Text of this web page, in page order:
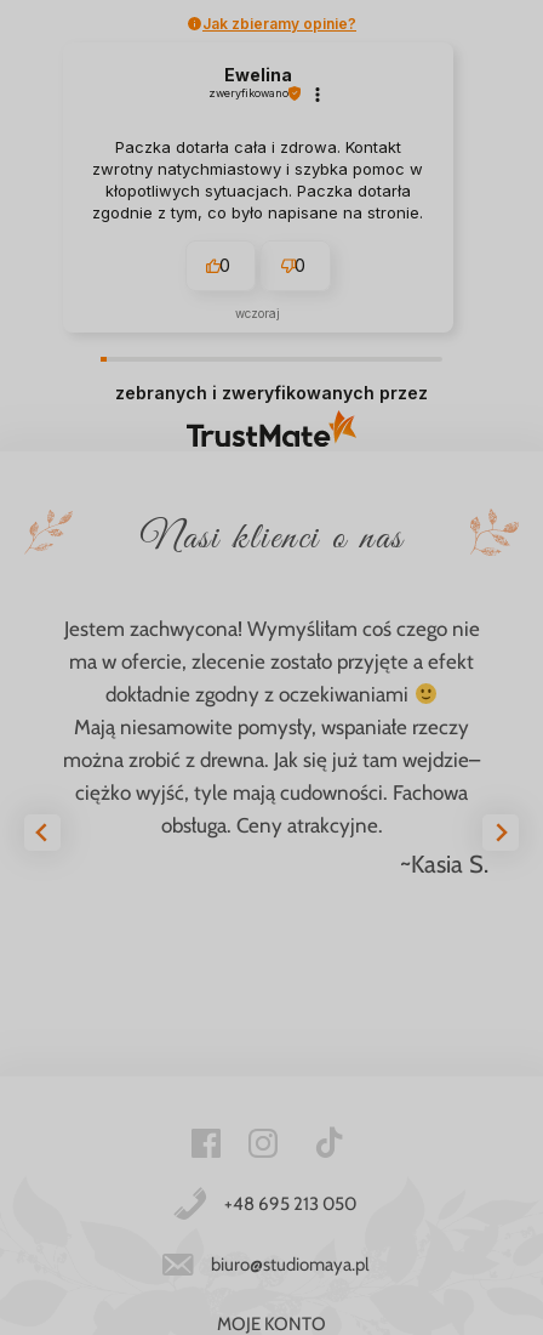
Jak zbieramy opinie?
Ewelina
zweryfikowano
Paczka dotarła cała i zdrowa. Kontakt
zwrotny natychmiastowy i szybka pomoc w
kłopotliwych sytuacjach. Paczka dotarła
zgodnie z tym, co było napisane na stronie.
0 0
wczoraj
zebranych i zweryfikowanych przez
Nasi klienci o nas
Jestem zachwycona! Wymyśliłam coś czego nie
ma w ofercie, zlecenie zostało przyjęte a efekt
dokładnie zgodny z oczekiwaniami
Mają niesamowite pomysły, wspaniałe rzeczy
można zrobić z drewna. Jak się już tam wejdzie–
ciężko wyjść, tyle mają cudowności. Fachowa
obsługa. Ceny atrakcyjne.
~Kasia S.
+48 695 213 050
biuro@studiomaya.pl
MOJE KONTO